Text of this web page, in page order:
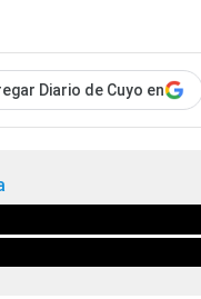
Diario de Cuyo en